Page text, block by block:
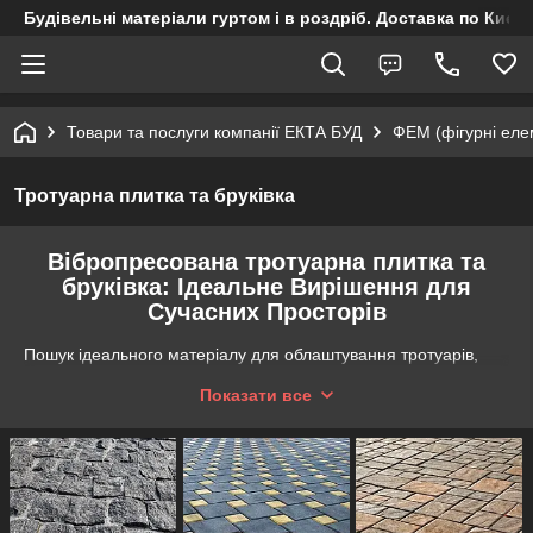
Будівельні матеріали гуртом і в роздріб. Доставка по
Товари та послуги компанії ЕКТА БУД ФЕМ (фігурні
Тротуарна плитка та бруківка
Вібропресована тротуарна плитка та
бруківка: Ідеальне Вирішення для
Сучасних Просторів
Пошук ідеального матеріалу для облаштування тротуарів,
завданням, що вимагає уважного підходу. Сьогодні в
вібропресована тротуарна плитка та бруківка стали першим
вибором через свою міцність, естетичний вигляд та
довговічність. Давайте зглибимося в особливості цих
матеріалів та їх вигоди.
Показати все